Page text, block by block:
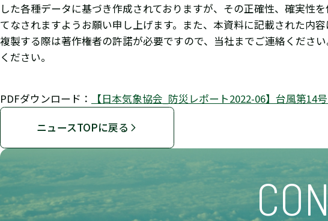
した各種データに基づき作成されておりますが、その正確性、確実性
てなされますようお願い申し上げます。また、本資料に記載された内
複製する際は著作権者の許諾が必要ですので、当社までご連絡くださ
ください。
PDFダウンロード： 【日本気象協会_防災レポート2022-06】台風第14
ニュースTOPに戻る